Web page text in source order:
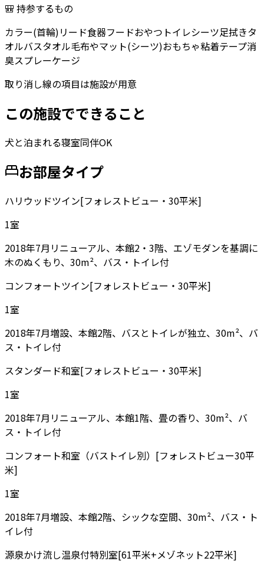
🎒 持参するもの
カラー(首輪)リード食器フードおやつ トイレシーツ足拭きタ
オルバスタオル毛布やマット(シーツ)おもちゃ粘着テープ消
臭スプレーケージ
取り消し線の項目は施設が用意
この施設でできること
犬と泊まれる寝室同伴OK
お部屋タイプ
ハリウッドツイン[フォレストビュー・30平米]
1室
2018年7月リニューアル、本館2・3階、エゾモダンを基調に
木のぬくもり、30m²、バス・トイレ付
コンフォートツイン[フォレストビュー・30平米]
1室
2018年7月増設、本館2階、バスとトイレが独立、30m²、バ
ス・トイレ付
スタンダード和室[フォレストビュー・30平米]
1室
2018年7月リニューアル、本館1階、畳の香り、30m²、バ
ス・トイレ付
コンフォート和室（バストイレ別）[フォレストビュー30平
米]
1室
2018年7月増設、本館2階、シックな空間、30m²、バス・ト
イレ付
源泉かけ流し温泉付特別室[61平米+メゾネット22平米]